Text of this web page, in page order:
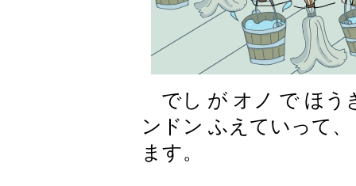
でし が オノ で ほう
ンドン ふえていって
ます。